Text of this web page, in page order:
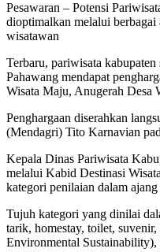
Pesawaran – Potensi
dioptimalkan melalui
wisatawan
Terbaru, pariwisata
Pahawang mendapat
Wisata Maju, Anugerah Desa
Penghargaan diserahkan
(Mendagri) Tito Karnavian
Kepala Dinas Pariwisata
melalui Kabid Destinasi
kategori penilaian dalam ajang
Tujuh kategori yang dinilai
tarik, homestay, toilet,
Environmental